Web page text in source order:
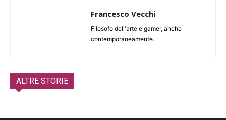
Francesco Vecchi
Filosofo dell'arte e gamer, anche
contemporaneamente.
ALTRE STORIE